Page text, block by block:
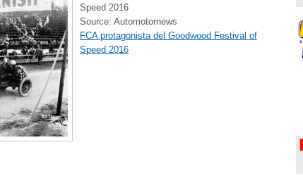
Speed 2016
Source: Automotornews
FCA protagonista del Goodwood Festival of
Speed 2016